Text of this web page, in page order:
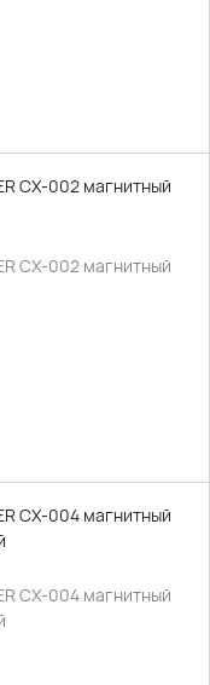
CX-002 магнитный
CX-002 магнитный
CX-004 магнитный
CX-004 магнитный